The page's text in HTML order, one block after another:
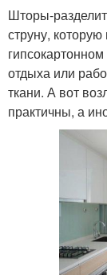
Кухня-
Шторы-
струну,
отдыха или
ткани. А вот
практичны, а